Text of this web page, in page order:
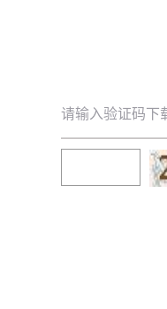
请输入验证码下